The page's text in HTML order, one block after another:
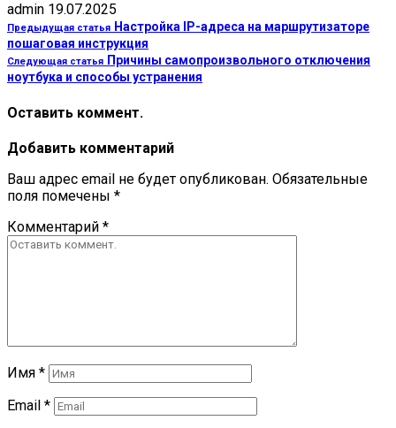
admin 19.07.2025
Предыдущая статья Настройка IP-адреса на маршрутизаторе
пошаговая инструкция
Следующая статья Причины самопроизвольного отключения
ноутбука и способы устранения
Оставить коммент.
Добавить комментарий
Ваш адрес email не будет опубликован. Обязательные
поля помечены *
Комментарий *
Имя *
Email *